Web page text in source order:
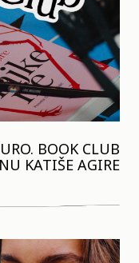
BOOK CLUB
KATIŠE AGIRE